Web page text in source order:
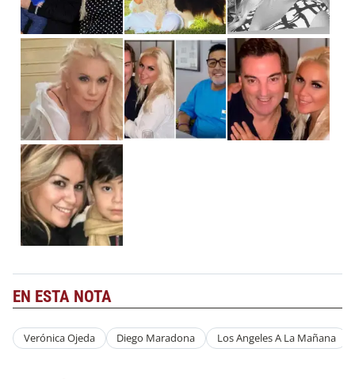
EN ESTA NOTA
Verónica Ojeda Diego Maradona Los Angeles A La Mañana